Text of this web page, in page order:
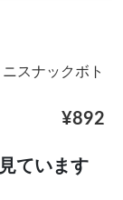
ニスナックボト
¥892
ています